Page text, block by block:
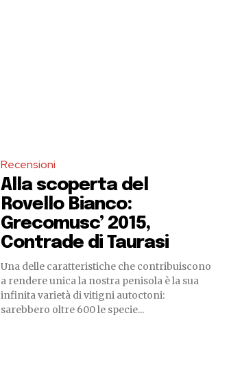
Recensioni
Alla scoperta del
Rovello Bianco:
Grecomusc’ 2015,
Contrade di Taurasi
Una delle caratteristiche che contribuiscono
a rendere unica la nostra penisola è la sua
infinita varietà di vitigni autoctoni:
sarebbero oltre 600 le specie...